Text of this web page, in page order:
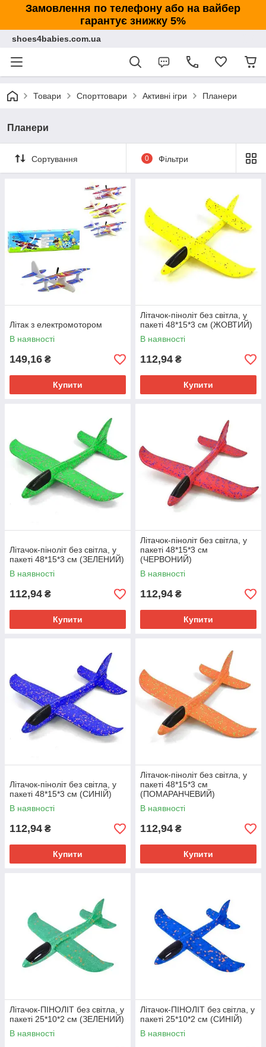
Замовлення по телефону або на вайбер
гарантує знижку 5%
shoes4babies.com.ua
Товари Спорттовари Активні ігри Планери
Планери
Сортування 0 Фільтри
Літак з електромотором
В наявності
149,16 ₴
Купити
Літачок-піноліт без світла, у
пакеті 48*15*3 см (ЖОВТИЙ)
В наявності
112,94 ₴
Купити
Літачок-піноліт без світла, у
пакеті 48*15*3 см (ЗЕЛЕНИЙ)
В наявності
112,94 ₴
Купити
Літачок-піноліт без світла, у
пакеті 48*15*3 см
(ЧЕРВОНИЙ)
В наявності
112,94 ₴
Купити
Літачок-піноліт без світла, у
пакеті 48*15*3 см (СИНІЙ)
В наявності
112,94 ₴
Купити
Літачок-піноліт без світла, у
пакеті 48*15*3 см
(ПОМАРАНЧЕВИЙ)
В наявності
112,94 ₴
Купити
Літачок-ПІНОЛІТ без світла, у
пакеті 25*10*2 см (ЗЕЛЕНИЙ)
В наявності
Літачок-ПІНОЛІТ без світла, у
пакеті 25*10*2 см (СИНІЙ)
В наявності